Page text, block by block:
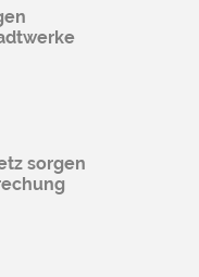
sorgen